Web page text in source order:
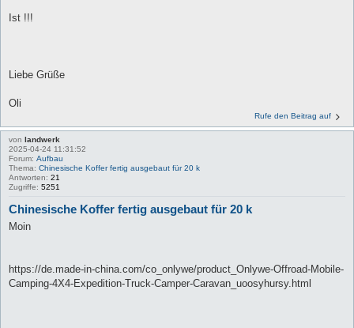
Ist !!!
Liebe Grüße
Oli
Rufe den Beitrag auf
von landwerk
2025-04-24 11:31:52
Forum: Aufbau
Thema: Chinesische Koffer fertig ausgebaut für 20 k
Antworten: 21
Zugriffe: 5251
Chinesische Koffer fertig ausgebaut für 20 k
Moin
https://de.made-in-china.com/co_onlywe/product_Onlywe-Offroad-Mobile-
Camping-4X4-Expedition-Truck-Camper-Caravan_uoosyhursy.html